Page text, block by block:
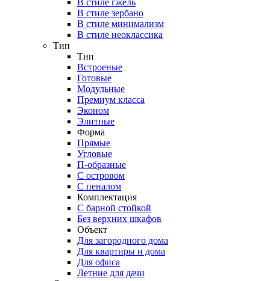
В стиле гжель
В стиле зербано
В стиле минимализм
В стиле неоклассика
Тип
Тип
Встроеные
Готовые
Модульные
Премиум класса
Эконом
Элитные
Форма
Прямые
Угловые
П-образные
С островом
С пеналом
Комплектация
C барной стойкой
Без верхних шкафов
Объект
Для загородного дома
Для квартиры и дома
Для офиса
Летние для дачи